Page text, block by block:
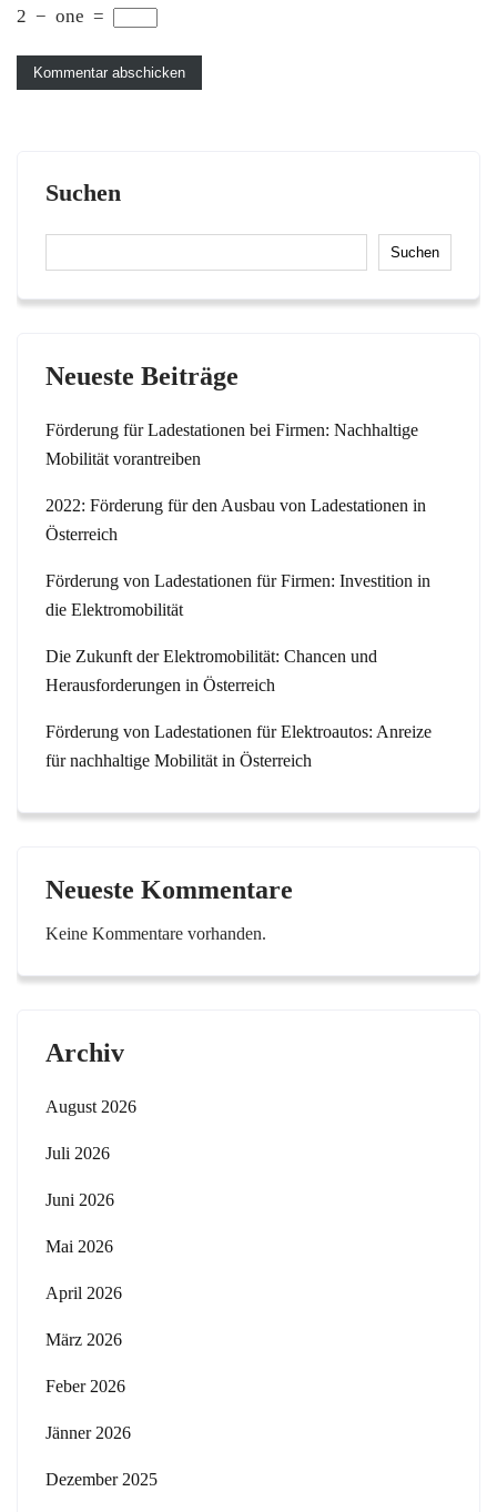
2 − one =
Suchen
Suchen
Neueste Beiträge
Förderung für Ladestationen bei Firmen: Nachhaltige
Mobilität vorantreiben
2022: Förderung für den Ausbau von Ladestationen in
Österreich
Förderung von Ladestationen für Firmen: Investition in
die Elektromobilität
Die Zukunft der Elektromobilität: Chancen und
Herausforderungen in Österreich
Förderung von Ladestationen für Elektroautos: Anreize
für nachhaltige Mobilität in Österreich
Neueste Kommentare
Keine Kommentare vorhanden.
Archiv
August 2026
Juli 2026
Juni 2026
Mai 2026
April 2026
März 2026
Feber 2026
Jänner 2026
Dezember 2025